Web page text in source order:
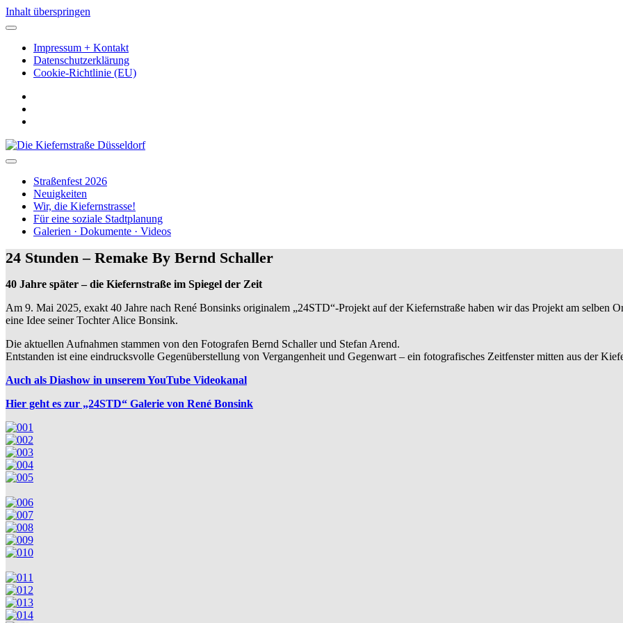
Inhalt überspringen
Impressum + Kontakt
Datenschutzerklärung
Cookie-Richtlinie (EU)
Die
Kiefernstraße
Straßenfest 2026
Neuigkeiten
Wir, die Kiefernstrasse!
Für eine soziale Stadtplanung
Galerien · Dokumente · Videos
24 Stunden – Remake By Bernd Schaller
40 Jahre später – die Kiefernstraße im Spiegel der Zeit
Am 9. Mai 2025, exakt 40 Jahre nach René Bonsinks originalem „24STD“-Projekt auf der Kiefernstraße haben wir das Projekt am selben
eine Idee seiner Tochter Alice Bonsink.
Die aktuellen Aufnahmen stammen von den Fotografen Bernd Schaller und Stefan Arend.
Entstanden ist eine eindrucksvolle Gegenüberstellung von Vergangenheit und Gegenwart – ein fotografisches Zeitfenster mitten aus der
Auch als Diashow in unserem YouTube Videokanal
Hier geht es zur „24STD“ Galerie von René Bonsink